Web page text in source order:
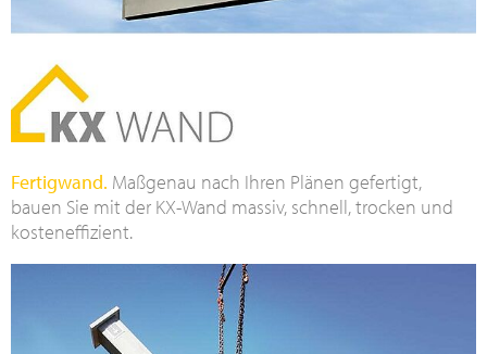
Fertigwand. Maßgenau nach Ihren Plänen gefertigt,
bauen Sie mit der KX-Wand massiv, schnell, trocken und
kosteneffizient.